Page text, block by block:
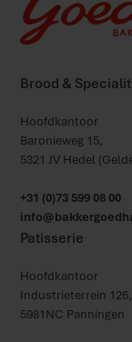
Brood &
Hoofdkantoor
Baronieweg 15,
5321 JV Hedel
+31 (0)73 599 08 00
Patisserie
Hoofdkantoor
Industrieterrein 126,
5981NC Panningen